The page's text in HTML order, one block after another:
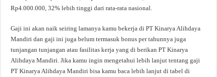
Rp4.000.000, 32% lebih tinggi dari rata-rata nasional.
Gaji ini akan naik seiring lamanya kamu bekerja di PT Kinarya Alihdaya
Mandiri dan gaji ini juga belum termasuk bonus per tahunnya juga
tunjangan tunjangan atau fasilitas kerja yang di berikan PT Kinarya
Alihdaya Mandiri. Jika kamu ingin mengetahui lebih lanjut tentang gaji
PT Kinarya Alihdaya Mandiri bisa kamu baca lebih lanjut di tabel di